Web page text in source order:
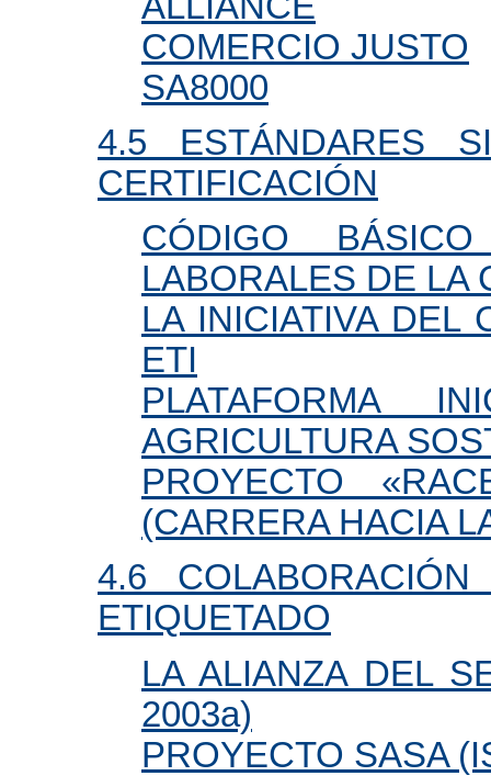
COMERCIO JUSTO
SA8000
4.5 ESTÁNDARES
CERTIFICACIÓN
CÓDIGO
LABORALES DE LA
LA INICIATIVA DEL
ETI
PLATAFORMA
AGRICULTURA
PROYECTO
(CARRERA HACIA
4.6
ETIQUETADO
LA ALIANZA DEL
2003a)
PROYECTO SASA